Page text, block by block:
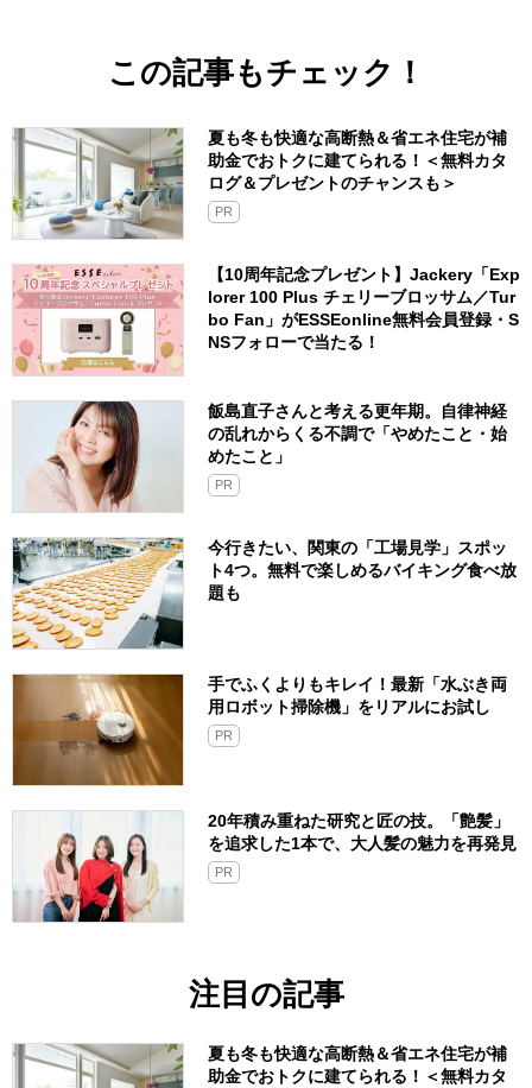
この記事もチェック！
夏も冬も快適な高断熱＆省エネ住宅が補
助金でおトクに建てられる！＜無料カタ
ログ＆プレゼントのチャンスも＞
PR
【10周年記念プレゼント】Jackery「Exp
lorer 100 Plus チェリーブロッサム／Tur
bo Fan」がESSEonline無料会員登録・S
NSフォローで当たる！
飯島直子さんと考える更年期。自律神経
の乱れからくる不調で「やめたこと・始
めたこと」
PR
今行きたい、関東の「工場見学」スポッ
ト4つ。無料で楽しめるバイキング食べ放
題も
手でふくよりもキレイ！最新「水ぶき両
用ロボット掃除機」をリアルにお試し
PR
20年積み重ねた研究と匠の技。「艶髪」
を追求した1本で、大人髪の魅力を再発見
PR
注目の記事
夏も冬も快適な高断熱＆省エネ住宅が補
助金でおトクに建てられる！＜無料カタ